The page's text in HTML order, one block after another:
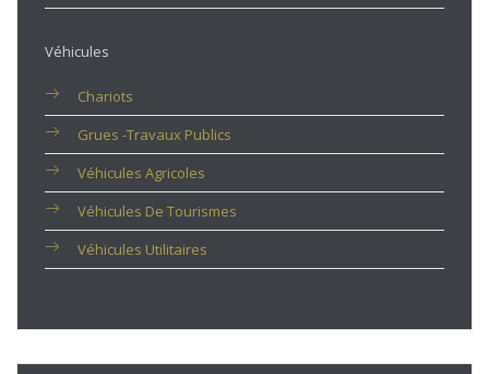
Véhicules
Chariots
Grues -travaux Publics
Véhicules Agricoles
Véhicules De Tourismes
Véhicules Utilitaires